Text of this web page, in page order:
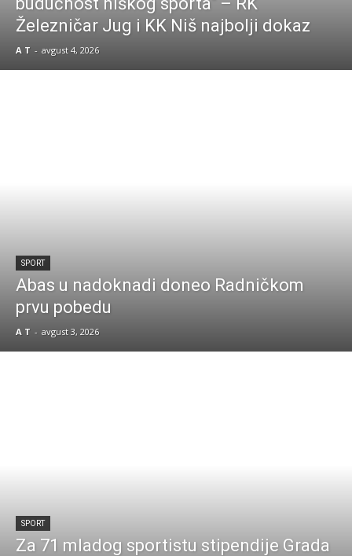
Železničar Jug i KK Niš najbolji dokaz
A T - avgust 4, 2026
SPORT
Abas u nadoknadi doneo Radničkom
prvu pobedu
A T - avgust 3, 2026
SPORT
Za 71 mladog sportistu stipendije Grada